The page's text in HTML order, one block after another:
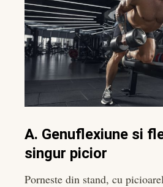
A. Genuflexiune si
singur picior
Porneste din stand, cu